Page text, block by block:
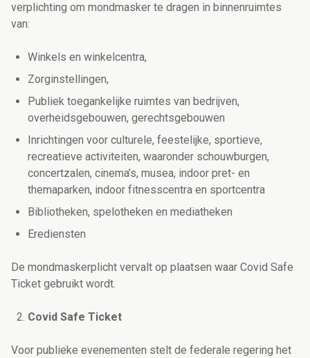
verplichting om mondmasker te dragen in binnenruimtes
van:
Winkels en winkelcentra,
Zorginstellingen,
Publiek toegankelijke ruimtes van bedrijven,
overheidsgebouwen, gerechtsgebouwen
Inrichtingen voor culturele, feestelijke, sportieve,
recreatieve activiteiten, waaronder schouwburgen,
concertzalen, cinema’s, musea, indoor pret- en
themaparken, indoor fitnesscentra en sportcentra
Bibliotheken, spelotheken en mediatheken
Erediensten
De mondmaskerplicht vervalt op plaatsen waar Covid Safe
Ticket gebruikt wordt.
Covid Safe Ticket
Voor publieke evenementen stelt de federale regering het